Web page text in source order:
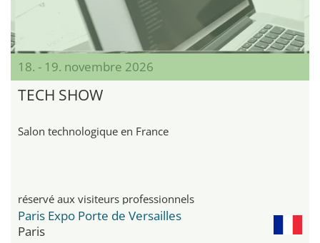
18. - 19. novembre 2026
TECH SHOW
Salon technologique en France
réservé aux visiteurs professionnels
Paris Expo Porte de Versailles
Paris